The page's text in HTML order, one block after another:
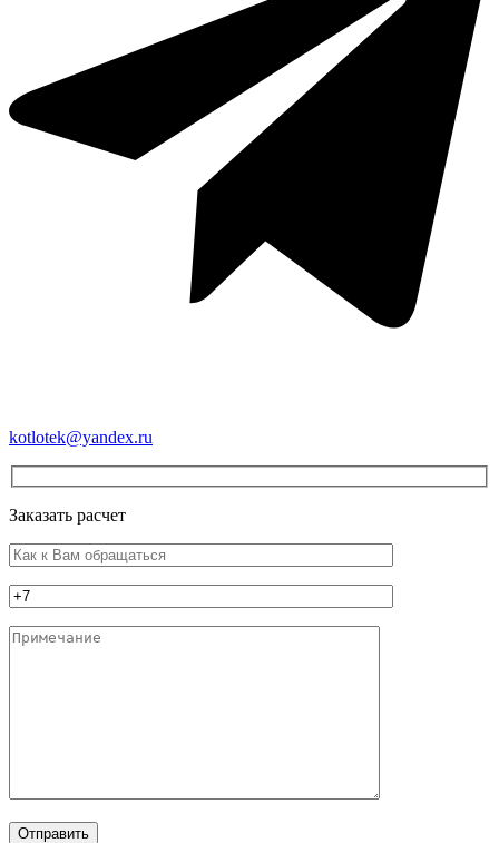
kotlotek@yandex.ru
Заказать расчет